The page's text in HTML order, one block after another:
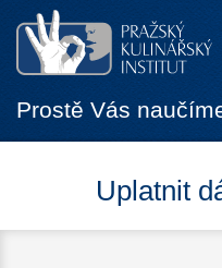
Prostě Vás
Uplatnit